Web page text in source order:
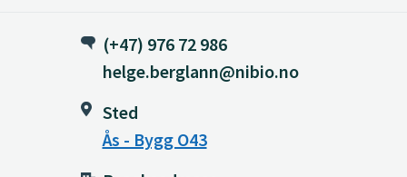
(+47) 976 72 986
helge.berglann@nibio.no
Sted
Ås - Bygg O43